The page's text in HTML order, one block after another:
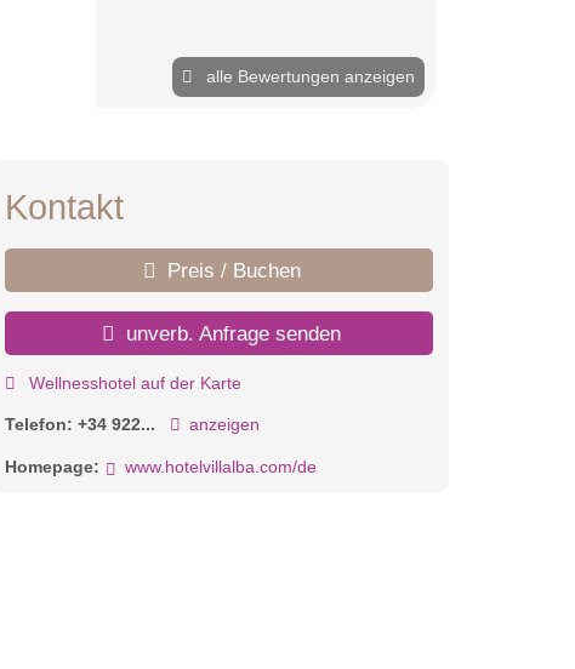
alle Bewertungen anzeigen
Kontakt
Preis / Buchen
unverb. Anfrage senden
Wellnesshotel auf der Karte
Telefon:+34 922... anzeigen
Homepage: www.hotelvillalba.com/de